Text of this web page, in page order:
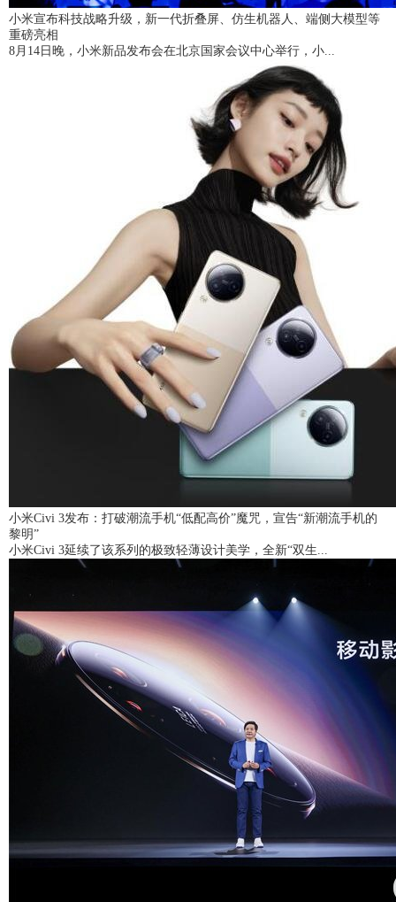
小米宣布科技战略升级，新一代折叠屏、仿生机器人、端侧大模型等
重磅亮相
8月14日晚，小米新品发布会在北京国家会议中心举行，小...
小米Civi 3发布：打破潮流手机“低配高价”魔咒，宣告“新潮流手机的
黎明”
小米Civi 3延续了该系列的极致轻薄设计美学，全新“双生...